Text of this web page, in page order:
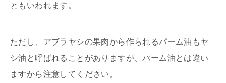
ともいわれます。
ただし、アブラヤシの果肉から作られるパーム油もヤ
シ油と呼ばれることがありますが、パーム油とは違い
ますから注意してください。